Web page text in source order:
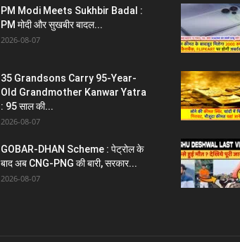
PM Modi Meets Sukhbir Badal :
PM मोदी और सुखबीर बादल...
2026-08-07
35 Grandsons Carry 95-Year-
Old Grandmother Kanwar Yatra
: 95 साल की...
2026-08-07
GOBAR-DHAN Scheme : पेट्रोल के
बाद अब CNG-PNG की बारी, सरकार...
2026-08-07